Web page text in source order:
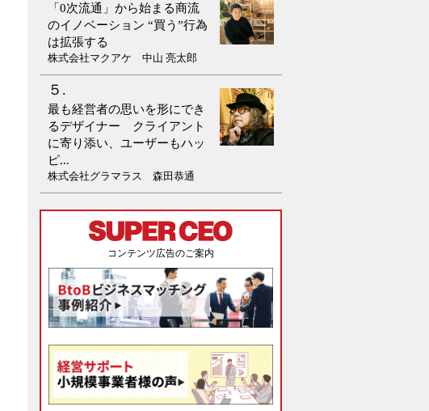
「0次流通」から始まる商流
のイノベーション “買う”行為
は拡張する
株式会社マクアケ 中山 亮太郎
最も経営者の思いを形にでき
るデザイナー クライアント
に寄り添い、ユーザーもハッ
ピ...
株式会社グラマラス 森田恭通
コンテンツ広告のご案内